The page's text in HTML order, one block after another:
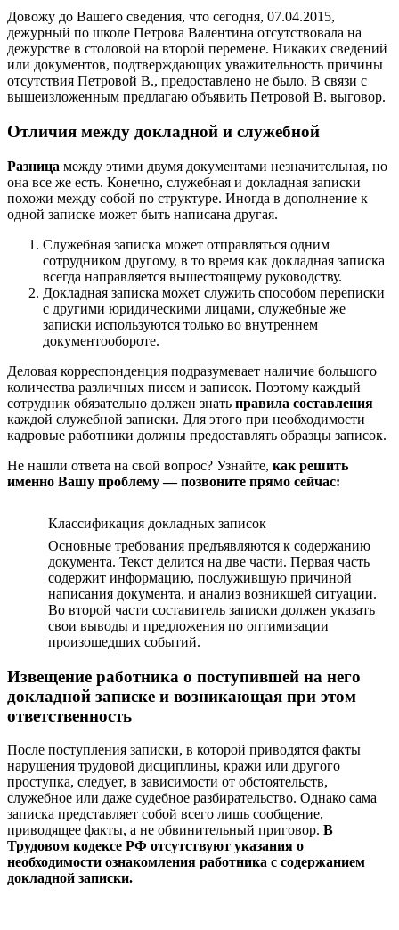
Довожу до Вашего сведения, что сегодня, 07.04.2015,
дежурный по школе Петрова Валентина отсутствовала на
дежурстве в столовой на второй перемене. Никаких сведений
или документов, подтверждающих уважительность причины
отсутствия Петровой В., предоставлено не было. В связи с
вышеизложенным предлагаю объявить Петровой В. выговор.
Отличия между докладной и служебной
Разница между этими двумя документами незначительная, но
она все же есть. Конечно, служебная и докладная записки
похожи между собой по структуре. Иногда в дополнение к
одной записке может быть написана другая.
Служебная записка может отправляться одним
сотрудником другому, в то время как докладная записка
всегда направляется вышестоящему руководству.
Докладная записка может служить способом переписки
с другими юридическими лицами, служебные же
записки используются только во внутреннем
документообороте.
Деловая корреспонденция подразумевает наличие большого
количества различных писем и записок. Поэтому каждый
сотрудник обязательно должен знать правила составления
каждой служебной записки. Для этого при необходимости
кадровые работники должны предоставлять образцы записок.
Не нашли ответа на свой вопрос? Узнайте, как решить
именно Вашу проблему — позвоните прямо сейчас:
Классификация докладных записок
Основные требования предъявляются к содержанию
документа. Текст делится на две части. Первая часть
содержит информацию, послужившую причиной
написания документа, и анализ возникшей ситуации.
Во второй части составитель записки должен указать
свои выводы и предложения по оптимизации
произошедших событий.
Извещение работника о поступившей на него
докладной записке и возникающая при этом
ответственность
После поступления записки, в которой приводятся факты
нарушения трудовой дисциплины, кражи или другого
проступка, следует, в зависимости от обстоятельств,
служебное или даже судебное разбирательство. Однако сама
записка представляет собой всего лишь сообщение,
приводящее факты, а не обвинительный приговор. В
Трудовом кодексе РФ отсутствуют указания о
необходимости ознакомления работника с содержанием
докладной записки.